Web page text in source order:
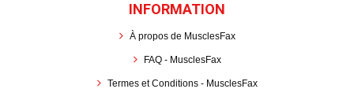
INFORMATION
À propos de MusclesFax
FAQ - MusclesFax
Termes et Conditions - MusclesFax